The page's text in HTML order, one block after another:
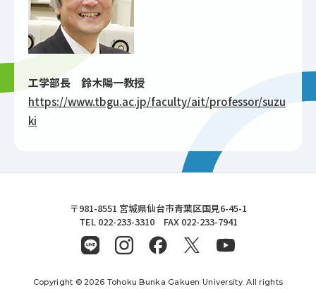
工学部長 鈴木陽一教授
https://www.tbgu.ac.jp/faculty/ait/professor/suzu
ki
東北文化学園大学
〒981-8551 宮城県仙台市青葉区国見6-45-1
TEL 022-233-3310 FAX 022-233-7941
Copyright © 2026 Tohoku Bunka Gakuen University. All rights